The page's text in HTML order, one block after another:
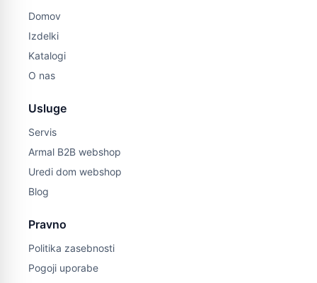
Domov
Izdelki
Katalogi
O nas
Usluge
Servis
Armal B2B webshop
Uredi dom webshop
Blog
Pravno
Politika zasebnosti
Pogoji uporabe